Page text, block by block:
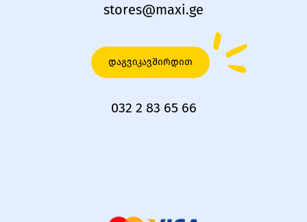
stores@maxi.ge
დაგვიკავშირდით
032 2 83 65 66